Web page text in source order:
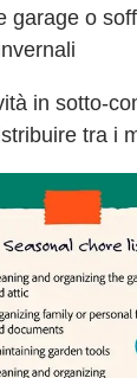
garage o
in sotto-
tra i